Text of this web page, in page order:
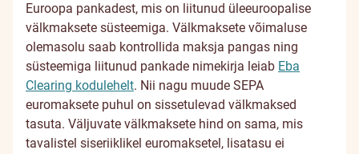
Euroopa pankadest, mis on liitunud üleeuroopalise
välkmaksete süsteemiga. Välkmaksete võimaluse
olemasolu saab kontrollida maksja pangas ning
süsteemiga liitunud pankade nimekirja leiab Eba
Clearing kodulehelt. Nii nagu muude SEPA
euromaksete puhul on sissetulevad välkmaksed
tasuta. Väljuvate välkmaksete hind on sama, mis
tavalistel siseriiklikel euromaksetel, lisatasu ei